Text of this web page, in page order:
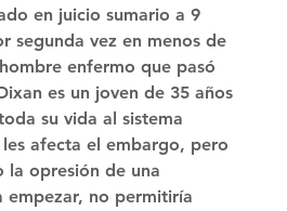
en juicio sumario a 9
segunda vez en menos de
enfermo que pasó
es un joven de 35 años
su vida al sistema
afecta el embargo, pero
la opresión de una
empezar, no permitiría